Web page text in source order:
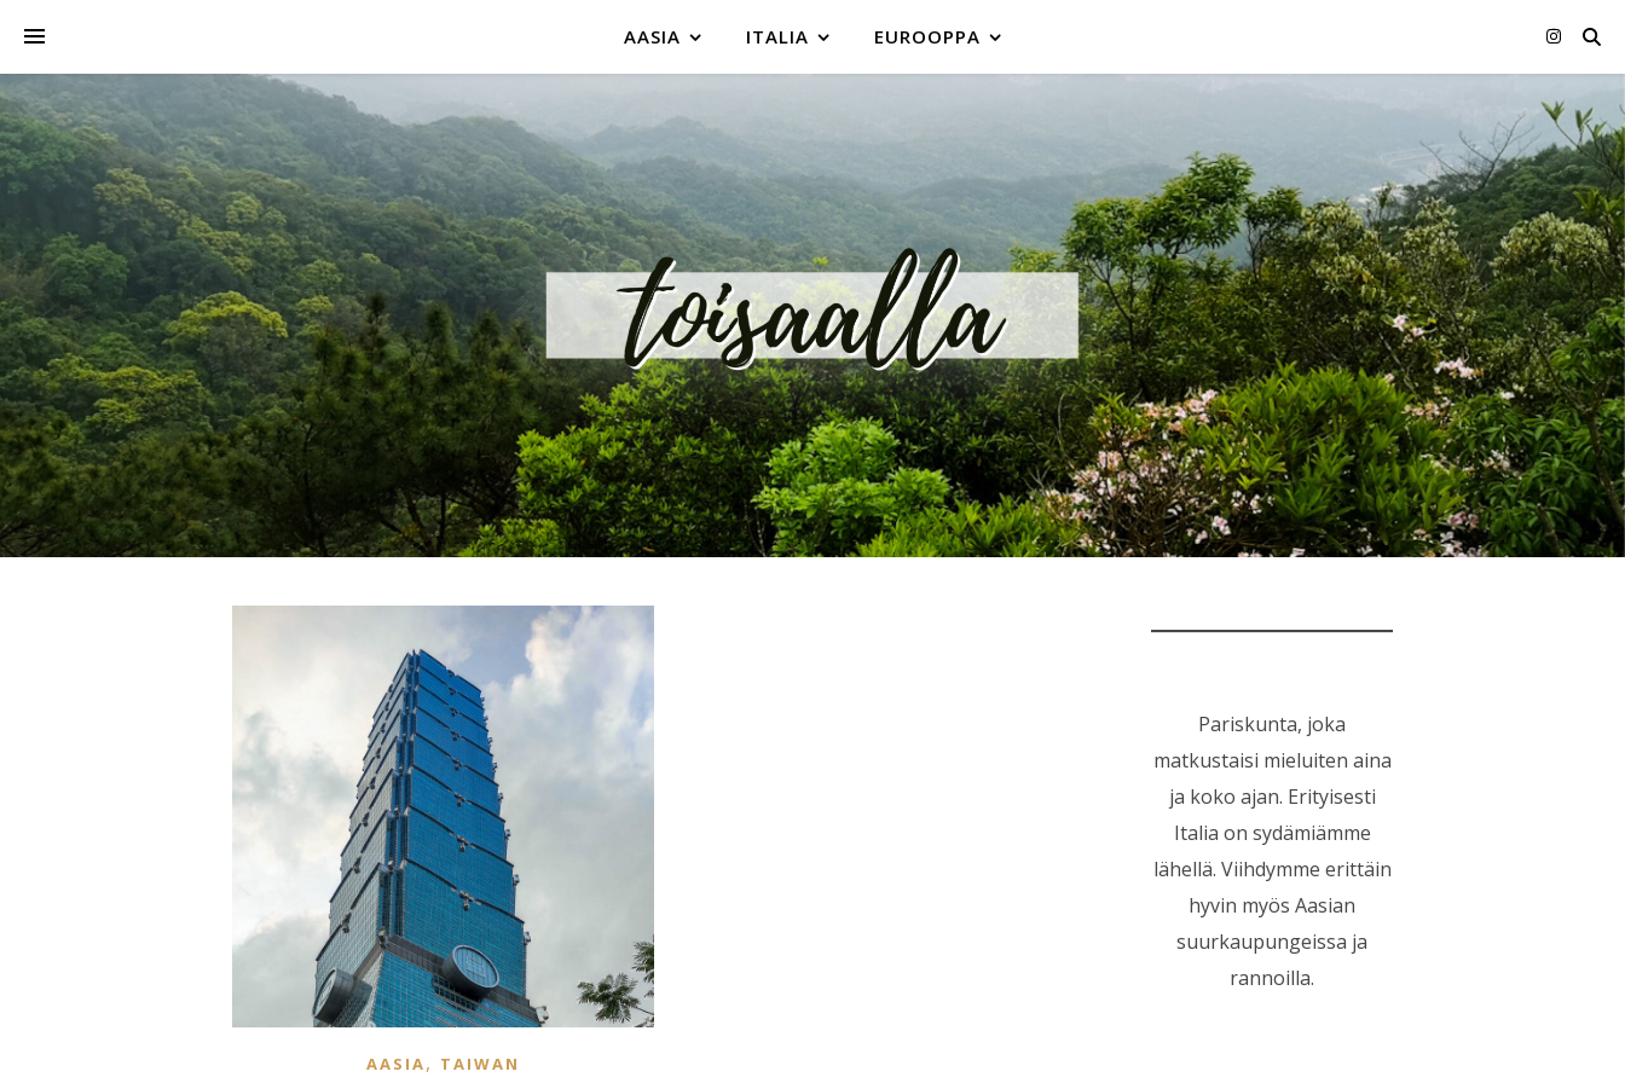
AASIA ITALIA EUROOPPA
AASIA, TAIWAN
Pariskunta, joka
matkustaisi mieluiten aina
ja koko ajan. Erityisesti
Italia on sydämiämme
lähellä. Viihdymme erittäin
hyvin myös Aasian
suurkaupungeissa ja
rannoilla.